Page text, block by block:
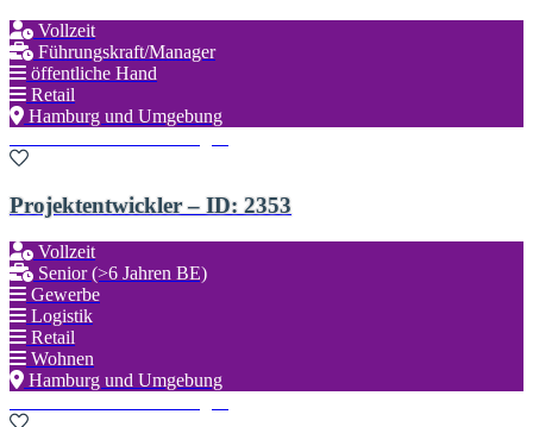
Vollzeit
Führungskraft/Manager
öffentliche Hand
Retail
Hamburg und Umgebung
Projektentwickler – ID: 2353
Vollzeit
Senior (>6 Jahren BE)
Gewerbe
Logistik
Retail
Wohnen
Hamburg und Umgebung